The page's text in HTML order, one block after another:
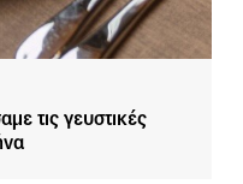
τις γευστικές